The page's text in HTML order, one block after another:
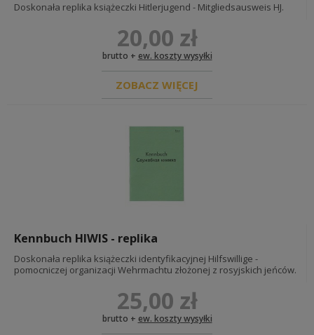
Doskonała replika książeczki Hitlerjugend - Mitgliedsausweis HJ.
20,00 zł
brutto + ew. koszty wysyłki
ZOBACZ WIĘCEJ
Kennbuch HIWIS - replika
Doskonała replika książeczki identyfikacyjnej Hilfswillige -
pomocniczej organizacji Wehrmachtu złożonej z rosyjskich jeńców.
25,00 zł
brutto + ew. koszty wysyłki